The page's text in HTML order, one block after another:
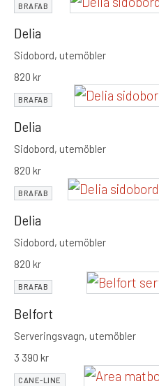
BRAFAB
Delia
Sidobord, utemöbler
820 kr
BRAFAB
Delia
Sidobord, utemöbler
820 kr
BRAFAB
Delia
Sidobord, utemöbler
820 kr
BRAFAB
Belfort
Serveringsvagn, utemöbler
3 390 kr
CANE-LINE